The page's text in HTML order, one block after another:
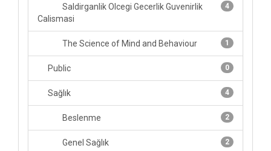
4
Saldirganlik Olcegi Gecerlik Guvenirlik
Calismasi
1
The Science of Mind and Behaviour
0
Public
4
Sağlık
2
Beslenme
2
Genel Sağlık